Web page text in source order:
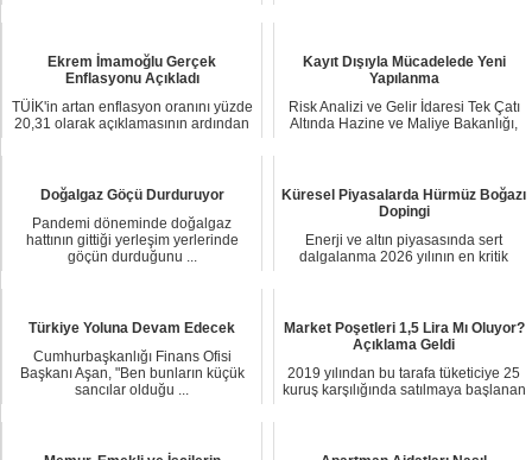
Ekrem İmamoğlu Gerçek
Enflasyonu Açıkladı
TÜİK'in artan enflasyon oranını yüzde
20,31 olarak açıklamasının ardından
Kayıt Dışıyla Mücadelede Yeni
Yapılanma
Risk Analizi ve Gelir İdaresi Tek Çatı
Altında Hazine ve Maliye Bakanlığı,
Doğalgaz Göçü Durduruyor
Pandemi döneminde doğalgaz
hattının gittiği yerleşim yerlerinde
göçün durduğunu ...
Küresel Piyasalarda Hürmüz Boğazı
Dopingi
Enerji ve altın piyasasında sert
dalgalanma 2026 yılının en kritik
Türkiye Yoluna Devam Edecek
Cumhurbaşkanlığı Finans Ofisi
Başkanı Aşan, "Ben bunların küçük
sancılar olduğu ...
Market Poşetleri 1,5 Lira Mı Oluyor?
Açıklama Geldi
2019 yılından bu tarafa tüketiciye 25
kuruş karşılığında satılmaya başlanan